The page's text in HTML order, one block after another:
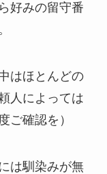
好みの留守番
はほとんどの
人によっては
ご確認を）
は馴染みが無